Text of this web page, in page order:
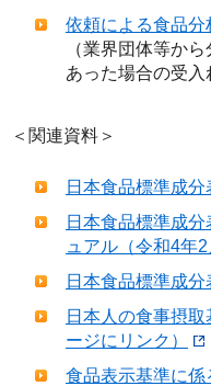
依頼による食品分
（業界団体等か
あった場合の受入
＜関連資料＞
日本食品標準成分
日本食品標準成
ュアル（令和4年
日本食品標準成分
日本人の食事摂
ージにリンク）
食品表示基準に